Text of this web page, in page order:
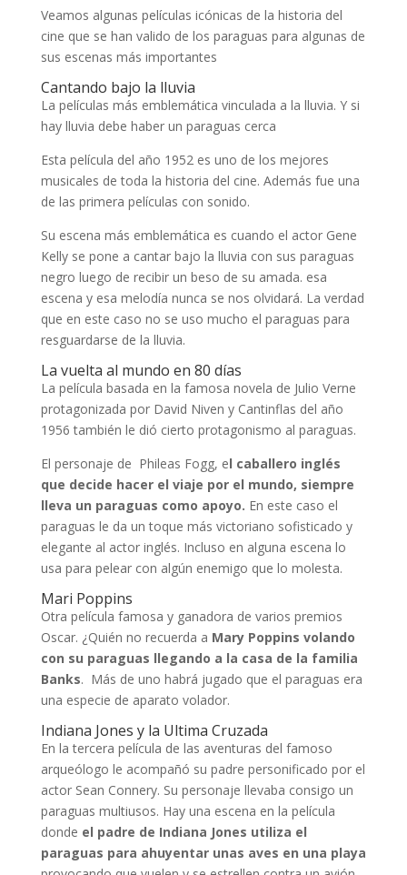
Veamos algunas películas icónicas de la historia del
cine que se han valido de los paraguas para algunas de
sus escenas más importantes
Cantando bajo la lluvia
La películas más emblemática vinculada a la lluvia. Y si
hay lluvia debe haber un paraguas cerca
Esta película del año 1952 es uno de los mejores
musicales de toda la historia del cine. Además fue una
de las primera películas con sonido.
Su escena más emblemática es cuando el actor Gene
Kelly se pone a cantar bajo la lluvia con sus paraguas
negro luego de recibir un beso de su amada. esa
escena y esa melodía nunca se nos olvidará. La verdad
que en este caso no se uso mucho el paraguas para
resguardarse de la lluvia.
La vuelta al mundo en 80 días
La película basada en la famosa novela de Julio Verne
protagonizada por David Niven y Cantinflas del año
1956 también le dió cierto protagonismo al paraguas.
El personaje de Phileas Fogg, el caballero inglés
que decide hacer el viaje por el mundo, siempre
lleva un paraguas como apoyo. En este caso el
paraguas le da un toque más victoriano sofisticado y
elegante al actor inglés. Incluso en alguna escena lo
usa para pelear con algún enemigo que lo molesta.
Mari Poppins
Otra película famosa y ganadora de varios premios
Oscar. ¿Quién no recuerda a Mary Poppins volando
con su paraguas llegando a la casa de la familia
Banks. Más de uno habrá jugado que el paraguas era
una especie de aparato volador.
Indiana Jones y la Ultima Cruzada
En la tercera película de las aventuras del famoso
arqueólogo le acompañó su padre personificado por el
actor Sean Connery. Su personaje llevaba consigo un
paraguas multiusos. Hay una escena en la película
donde el padre de Indiana Jones utiliza el
paraguas para ahuyentar unas aves en una playa